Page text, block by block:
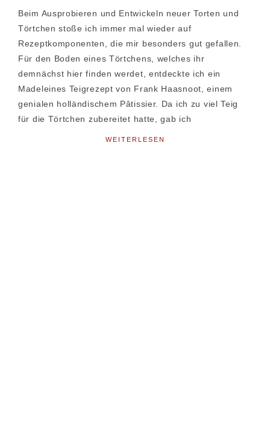
Beim Ausprobieren und Entwickeln neuer Torten und
Törtchen stoße ich immer mal wieder auf
Rezeptkomponenten, die mir besonders gut gefallen.
Für den Boden eines Törtchens, welches ihr
demnächst hier finden werdet, entdeckte ich ein
Madeleines Teigrezept von Frank Haasnoot, einem
genialen holländischem Pâtissier. Da ich zu viel Teig
für die Törtchen zubereitet hatte, gab ich
WEITERLESEN